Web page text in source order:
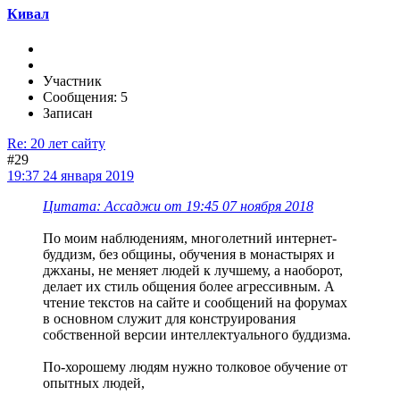
Кивал
Участник
Сообщения: 5
Записан
Re: 20 лет сайту
#29
19:37 24 января 2019
Цитата: Ассаджи от 19:45 07 ноября 2018
По моим наблюдениям, многолетний интернет-
буддизм, без общины, обучения в монастырях и
джханы, не меняет людей к лучшему, а наоборот,
делает их стиль общения более агрессивным. А
чтение текстов на сайте и сообщений на форумах
в основном служит для конструирования
собственной версии интеллектуального буддизма.
По-хорошему людям нужно толковое обучение от
опытных людей,